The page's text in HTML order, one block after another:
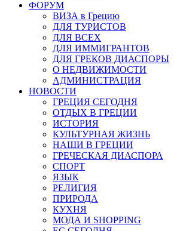
ФОРУМ
ВИЗА в Грецию
ДЛЯ ТУРИСТОВ
ДЛЯ ВСЕХ
ДЛЯ ИММИГРАНТОВ
ДЛЯ ГРЕКОВ ДИАСПОРЫ
О НЕДВИЖИМОСТИ
АДМИНИСТРАЦИЯ
НОВОСТИ
ГРЕЦИЯ СЕГОДНЯ
ОТДЫХ В ГРЕЦИИ
ИСТОРИЯ
КУЛЬТУРНАЯ ЖИЗНЬ
НАШИ В ГРЕЦИИ
ГРЕЧЕСКАЯ ДИАСПОРА
СПОРТ
ЯЗЫК
РЕЛИГИЯ
ПРИРОДА
КУХНЯ
МОДА И SHOPPING